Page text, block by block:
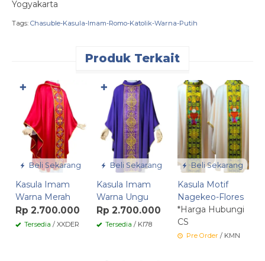
Yogyakarta
Tags: Chasuble-Kasula-Imam-Romo-Katolik-Warna-Putih
Produk Terkait
Beli Sekarang
Kasula Imam
Warna Merah
Rp 2.700.000
Tersedia / XXDER
✚
Beli Sekarang
Kasula Imam
Warna Ungu
Rp 2.700.000
Tersedia / KI78
✚
Beli Sekarang
Kasula Motif
Nagekeo-Flores
*Harga Hubungi
CS
Pre Order / KMN